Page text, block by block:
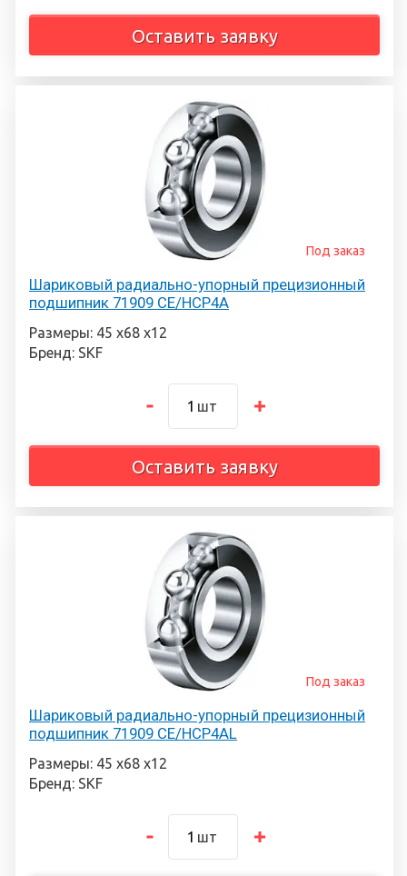
Оставить заявку
Шариковый радиально-упорный прецизионный
подшипник 71909 CE/HCP4A
Под заказ
Размеры: 45 х68 х12
Бренд: SKF
шт
Оставить заявку
Шариковый радиально-упорный прецизионный
подшипник 71909 CE/HCP4AL
Под заказ
Размеры: 45 х68 х12
Бренд: SKF
шт